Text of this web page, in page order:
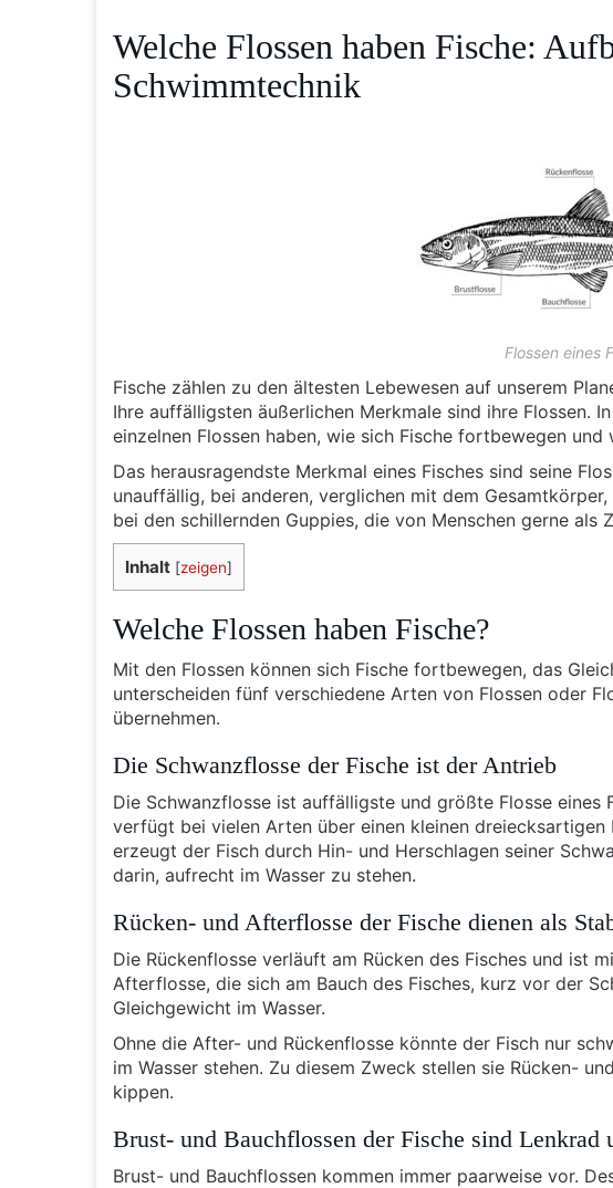
Welche Flossen haben Fische:
Schwimmtechnik
Flossen eines
Fische zählen zu den ältesten Lebewesen auf unserem
Ihre auffälligsten äußerlichen Merkmale sind ihre Flossen.
einzelnen Flossen haben, wie sich Fische fortbewegen und
Das herausragendste Merkmal eines Fisches sind seine
unauffällig, bei anderen, verglichen mit dem
bei den schillernden Guppies, die von Menschen gerne als
Inhalt [zeigen]
Welche Flossen haben Fische?
Mit den Flossen können sich Fische fortbewegen, das
unterscheiden fünf verschiedene Arten von Flossen oder
übernehmen.
Die Schwanzflosse der Fische ist der Antrieb
Die Schwanzflosse ist auffälligste und größte Flosse eines
verfügt bei vielen Arten über einen kleinen
erzeugt der Fisch durch Hin- und Herschlagen seiner
darin, aufrecht im Wasser zu stehen.
Rücken- und Afterflosse der Fische dienen als
Die Rückenflosse verläuft am Rücken des Fisches und ist
Afterflosse, die sich am Bauch des Fisches, kurz vor der
Gleichgewicht im Wasser.
Ohne die After- und Rückenflosse könnte der Fisch nur
im Wasser stehen. Zu diesem Zweck stellen sie Rücken-
kippen.
Brust- und Bauchflossen der Fische sind Lenkrad
Brust- und Bauchflossen kommen immer paarweise vor.